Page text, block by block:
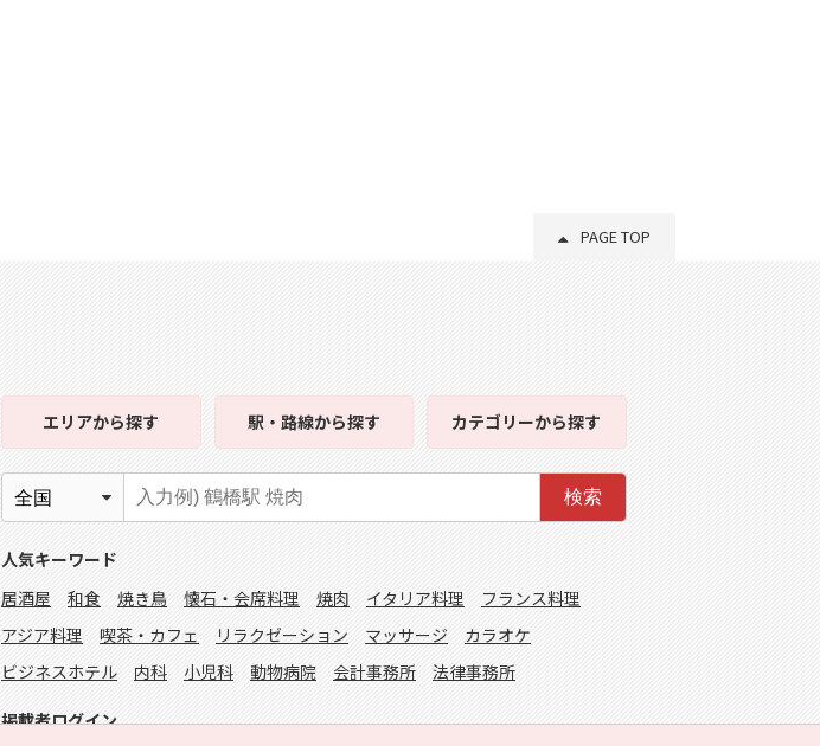
PAGE TOP
エリアから探す 駅・路線から探す カテゴリーから探す
検索
人気キーワード
居酒屋
和食 焼き鳥 懐石・会席料理 焼肉 イタリア料理
フランス料理
アジア料理
喫茶・カフェ リラクゼーション マッサージ
カラオケ
ビジネスホテル
内科 小児科 動物病院 会計事務所 法律事務所
掲載者ログイン